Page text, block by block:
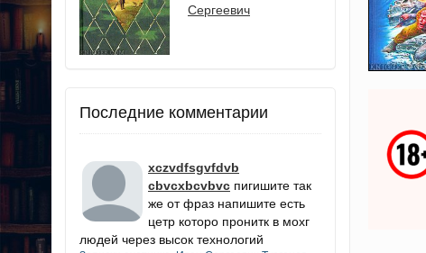
Сергеевич
Последние комментарии
xczvdfsgvfdvb
cbvcxbcvbvc пигишите так
же от фраз напишите есть
цетр которо пронитк в мохг
людей через высок технологий